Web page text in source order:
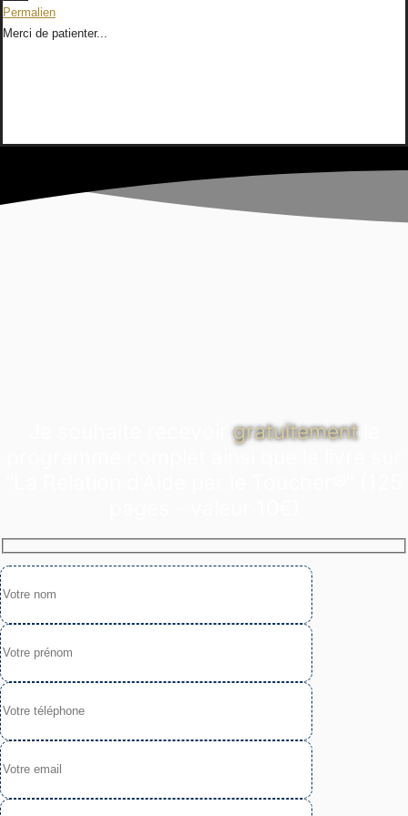
cette
boîte
méta.
Permalien
Merci de patienter...
Je souhaite recevoirgratuitementle